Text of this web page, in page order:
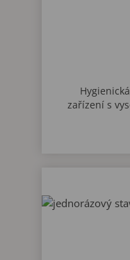
zařízení s